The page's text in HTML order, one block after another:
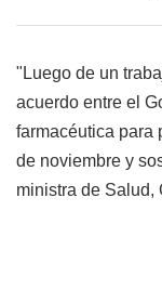
"Luego de un
acuerdo entre el
farmacéutica para
de noviembre y
ministra de Salud,